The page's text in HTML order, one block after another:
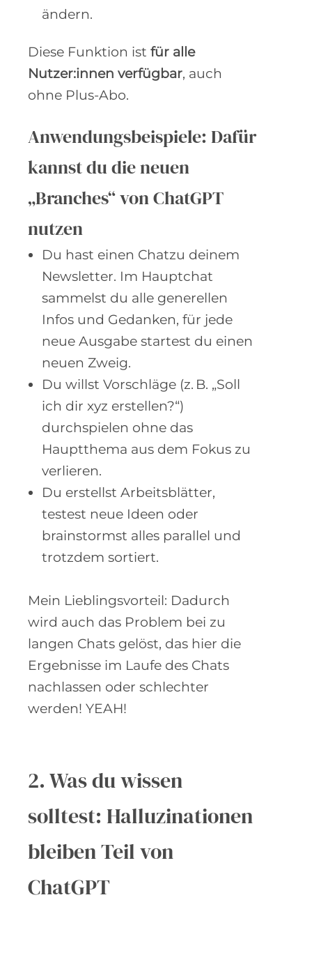
ändern.
Diese Funktion ist für alle
Nutzer:innen verfügbar, auch
ohne Plus-Abo.
Anwendungsbeispiele: Dafür
kannst du die neuen
„Branches“ von ChatGPT
nutzen
Du hast einen Chatzu deinem
Newsletter. Im Hauptchat
sammelst du alle generellen
Infos und Gedanken, für jede
neue Ausgabe startest du einen
neuen Zweig.
Du willst Vorschläge (z. B. „Soll
ich dir xyz erstellen?“)
durchspielen ohne das
Hauptthema aus dem Fokus zu
verlieren.
Du erstellst Arbeitsblätter,
testest neue Ideen oder
brainstormst alles parallel und
trotzdem sortiert.
Mein Lieblingsvorteil: Dadurch
wird auch das Problem bei zu
langen Chats gelöst, das hier die
Ergebnisse im Laufe des Chats
nachlassen oder schlechter
werden! YEAH!
2. Was du wissen
solltest: Halluzinationen
bleiben Teil von
ChatGPT